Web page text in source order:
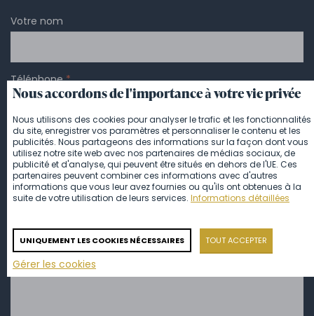
Votre nom
Téléphone *
E-mail *
Message *
Nous accordons de l'importance à votre vie privée
Nous utilisons des cookies pour analyser le trafic et les fonctionnalités
du site, enregistrer vos paramètres et personnaliser le contenu et les
publicités. Nous partageons des informations sur la façon dont vous
utilisez notre site web avec nos partenaires de médias sociaux, de
publicité et d'analyse, qui peuvent être situés en dehors de l'UE. Ces
partenaires peuvent combiner ces informations avec d'autres
informations que vous leur avez fournies ou qu'ils ont obtenues à la
suite de votre utilisation de leurs services.Informations détaillées
UNIQUEMENT LES COOKIES NÉCESSAIRES TOUT ACCEPTER
Gérer les cookies